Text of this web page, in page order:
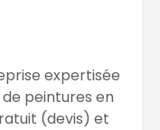
expertisée
peintures en
(devis) et